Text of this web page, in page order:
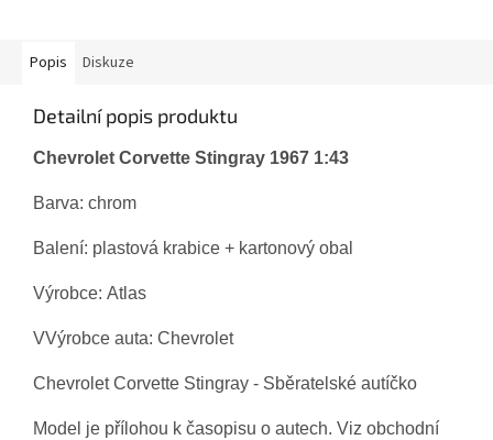
Popis Diskuze
Detailní popis produktu
Chevrolet Corvette Stingray 1967 1:43
Barva: chrom
Balení: plastová krabice + kartonový obal
Výrobce: Atlas
VVýrobce auta: Chevrolet
Chevrolet Corvette Stingray - Sběratelské autíčko
Model je přílohou k časopisu o autech. Viz obchodní